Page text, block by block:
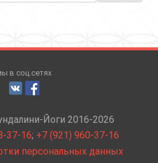
в соц.сетях
Йоги 2016-2026
37-16; +7 (921) 960-37-16
персональных данных